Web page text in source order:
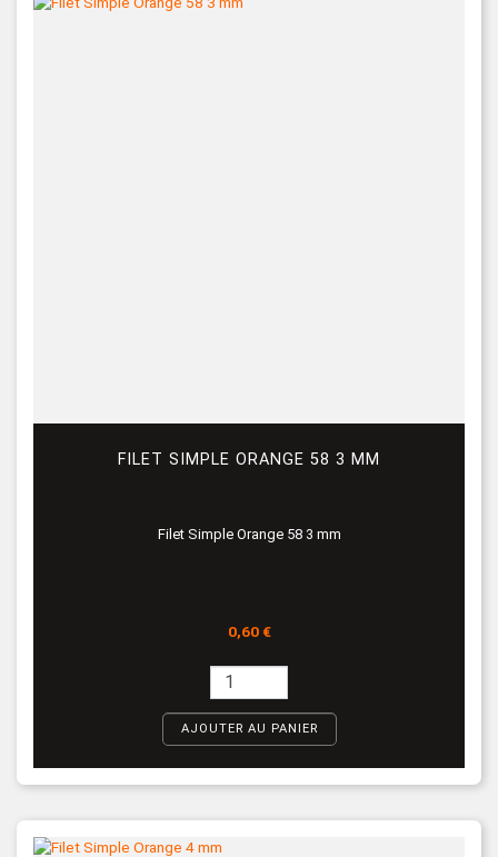
FILET SIMPLE ORANGE 58 3 MM
Filet Simple Orange 58 3 mm
Prix
0,60 €
AJOUTER AU PANIER